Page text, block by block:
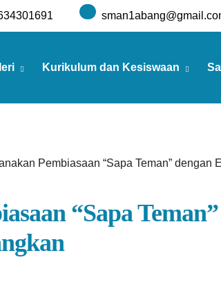
Kurikulum dan Kesiswaan
Pembiasaan “Sapa Teman” dengan
“Sapa Teman”